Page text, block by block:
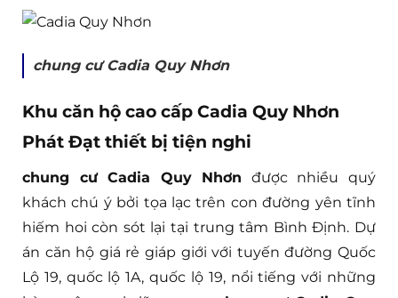
chung cư Cadia Quy Nhơn
Khu căn hộ cao cấp Cadia Quy Nhơn
Phát Đạt thiết bị tiện nghi
chung cư Cadia Quy Nhơn được nhiều quý
khách chú ý bởi tọa lạc trên con đường yên tĩnh
hiếm hoi còn sót lại tại trung tâm Bình Định. Dự
án căn hộ giá rẻ giáp giới với tuyến đường Quốc
Lộ 19, quốc lộ 1A, quốc lộ 19, nổi tiếng với những